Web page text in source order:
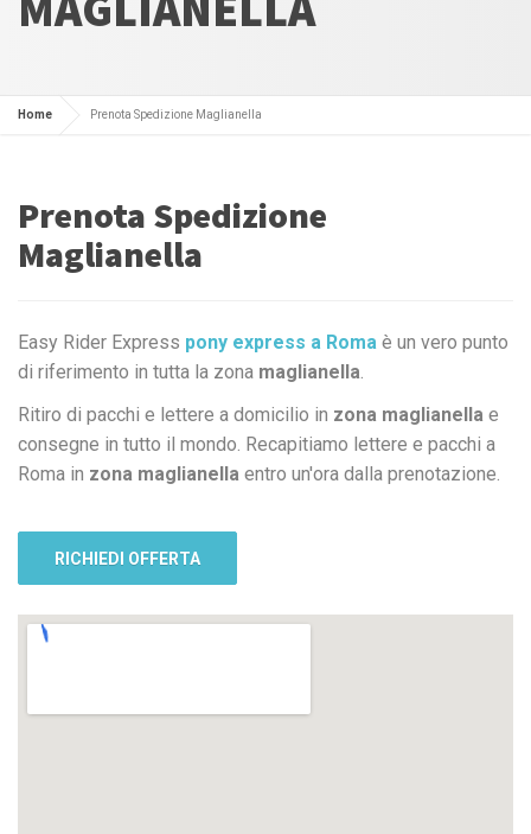
Home Prenota Spedizione Maglianella
Prenota Spedizione
Maglianella
Easy Rider Express pony express a Roma è un vero punto
di riferimento in tutta la zona maglianella.
Ritiro di pacchi e lettere a domicilio in zona maglianella e
consegne in tutto il mondo. Recapitiamo lettere e pacchi a
Roma in zona maglianella entro un'ora dalla prenotazione.
RICHIEDI OFFERTA